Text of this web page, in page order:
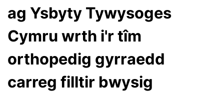
ag Ysbyty Tywysoges
Cymru wrth i'r tîm
orthopedig gyrraedd
carreg filltir bwysig